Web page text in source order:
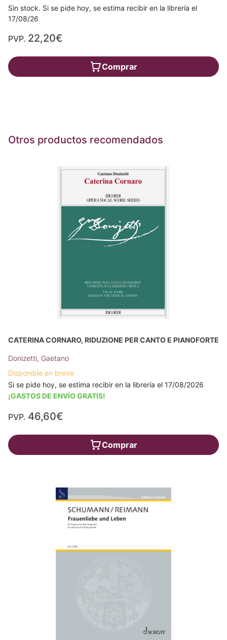
Sin stock. Si se pide hoy, se estima recibir en la librería el
17/08/26
PVP. 22,20€
Comprar
Otros productos recomendados
CATERINA CORNARO, RIDUZIONE PER CANTO E PIANOFORTE
Donizetti, Gaetano
Disponible en breve
Si se pide hoy, se estima recibir en la librería el 17/08/2026
¡GASTOS DE ENVÍO GRATIS!
PVP. 46,60€
Comprar